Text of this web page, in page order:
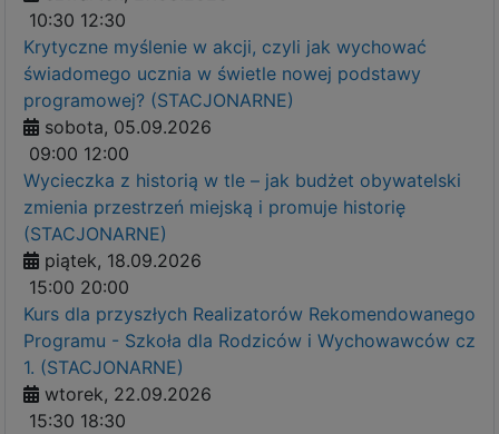
10:30 12:30
Krytyczne myślenie w akcji, czyli jak wychować
świadomego ucznia w świetle nowej podstawy
programowej? (STACJONARNE)
sobota, 05.09.2026
09:00 12:00
Wycieczka z historią w tle – jak budżet obywatelski
zmienia przestrzeń miejską i promuje historię
(STACJONARNE)
piątek, 18.09.2026
15:00 20:00
Kurs dla przyszłych Realizatorów Rekomendowanego
Programu - Szkoła dla Rodziców i Wychowawców cz
1. (STACJONARNE)
wtorek, 22.09.2026
15:30 18:30